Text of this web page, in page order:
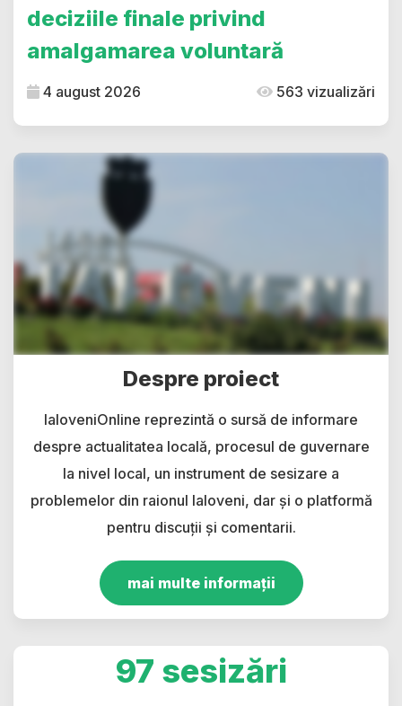
deciziile finale privind
amalgamarea voluntară
4 august 2026 563 vizualizări
Despre proiect
IaloveniOnline reprezintă o sursă de informare
despre actualitatea locală, procesul de guvernare
la nivel local, un instrument de sesizare a
problemelor din raionul Ialoveni, dar și o platformă
pentru discuții și comentarii.
mai multe informații
97 sesizări